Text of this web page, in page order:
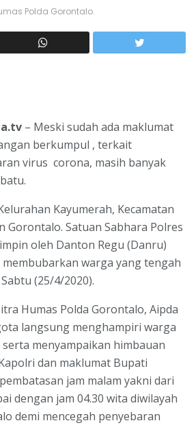
Polda Gorontalo.
– Meski sudah ada maklumat
berkumpul , terkait
virus corona, masih banyak
Kayumerah, Kecamatan
Gorontalo. Satuan Sabhara Polres
oleh Danton Regu (Danru)
membubarkan warga yang tengah
(25/4/2020).
Humas Polda Gorontalo, Aipda
langsung menghampiri warga
menyampaikan himbauan
dan maklumat Bupati
jam malam yakni dari
dengan jam 04.30 wita diwilayah
demi mencegah penyebaran